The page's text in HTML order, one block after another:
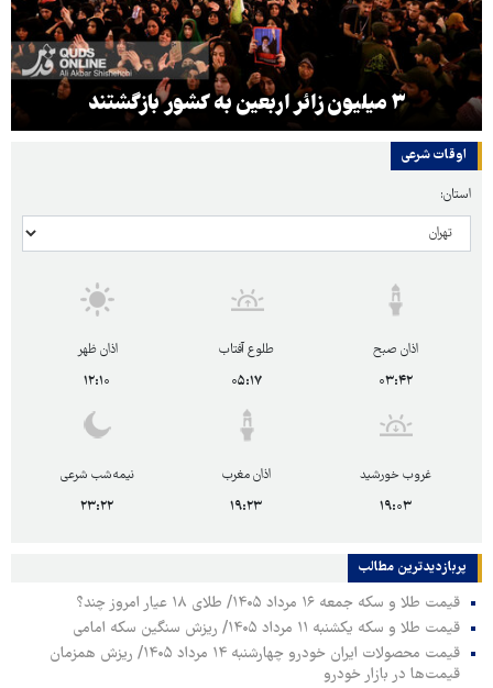
۳ میلیون زائر اربعین به کشور بازگشتند
اوقات شرعی
استان:
اذان صبح
۰۳:۴۲
طلوع آفتاب
۰۵:۱۷
اذان ظهر
۱۲:۱۰
غروب خورشید
۱۹:۰۳
اذان مغرب
۱۹:۲۳
نیمه‌شب شرعی
۲۳:۲۲
پربازدیدترین‌ مطالب
قیمت طلا و سکه جمعه ۱۶ مرداد ۱۴۰۵/ طلای ۱۸ عیار امروز چند؟
قیمت طلا و سکه یکشنبه ۱۱ مرداد ۱۴۰۵/ ریزش سنگین سکه امامی
قیمت محصولات ایران خودرو چهارشنبه ۱۴ مرداد ۱۴۰۵/ ریزش همزمان
قیمت‌ها در بازار خودرو